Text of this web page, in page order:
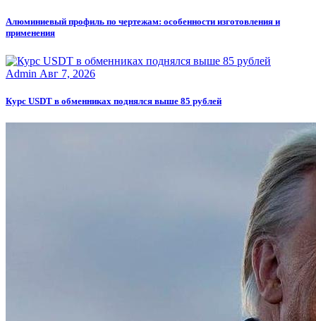
Алюминиевый профиль по чертежам: особенности изготовления и
применения
Admin Авг 7, 2026
Курс USDT в обменниках поднялся выше 85 рублей